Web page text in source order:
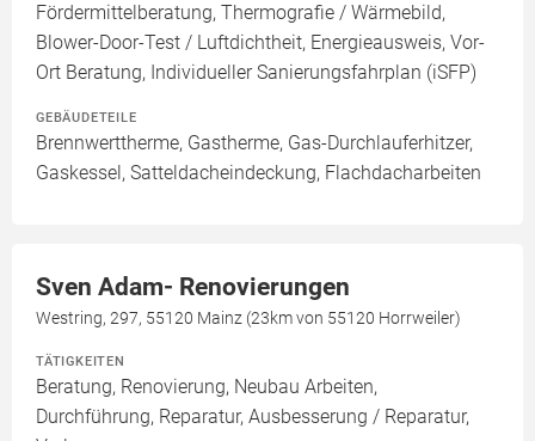
Fördermittelberatung, Thermografie / Wärmebild,
Blower-Door-Test / Luftdichtheit, Energieausweis, Vor-
Ort Beratung, Individueller Sanierungsfahrplan (iSFP)
GEBÄUDETEILE
Brennwerttherme, Gastherme, Gas-Durchlauferhitzer,
Gaskessel, Satteldacheindeckung, Flachdacharbeiten
Sven Adam- Renovierungen
Westring, 297, 55120 Mainz (23km von 55120 Horrweiler)
TÄTIGKEITEN
Beratung, Renovierung, Neubau Arbeiten,
Durchführung, Reparatur, Ausbesserung / Reparatur,